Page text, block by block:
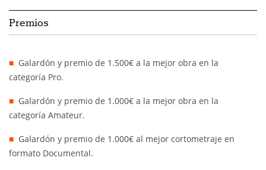
Premios
Galardón y premio de 1.500€ a la mejor obra en la
categoría Pro.
Galardón y premio de 1.000€ a la mejor obra en la
categoría Amateur.
Galardón y premio de 1.000€ al mejor cortometraje en
formato Documental.